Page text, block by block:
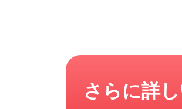
さらに詳